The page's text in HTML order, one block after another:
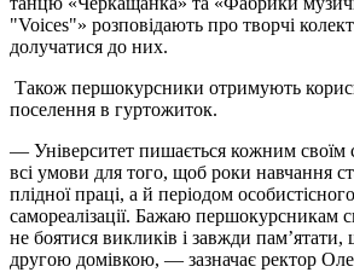
"Voices"» розповідають про творчі
долучатися до них.
Також першокурсники отримують
поселення в гуртожиток.
— Університет пишається кожним своїм
всі умови для того, щоб роки навчання
плідної праці, а й періодом
самореалізації. Бажаю першокурсникам
не боятися викликів і завжди
другою домівкою, — зазначає ректор